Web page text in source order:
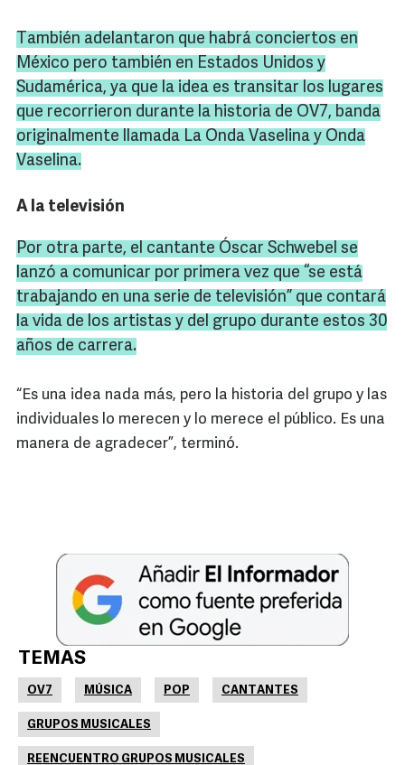
También adelantaron que habrá conciertos en
México pero también en Estados Unidos y
Sudamérica, ya que la idea es transitar los lugares
que recorrieron durante la historia de OV7, banda
originalmente llamada La Onda Vaselina y Onda
Vaselina.
A la televisión
Por otra parte, el cantante Óscar Schwebel se
lanzó a comunicar por primera vez que “se está
trabajando en una serie de televisión” que contará
la vida de los artistas y del grupo durante estos 30
años de carrera.
“Es una idea nada más, pero la historia del grupo y las
individuales lo merecen y lo merece el público. Es una
manera de agradecer”, terminó.
TEMAS
OV7 MÚSICA POP CANTANTES
GRUPOS MUSICALES
REENCUENTRO GRUPOS MUSICALES